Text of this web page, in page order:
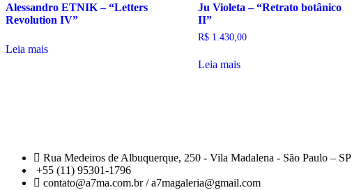
Alessandro ETNIK – “Letters
Revolution IV”
Leia mais
Ju Violeta – “Retrato botânico
II”
R$1.430,00
Leia mais
Rua Medeiros de Albuquerque, 250 - Vila Madalena - São Paulo – SP
+55 (11) 95301-1796
contato@a7ma.com.br / a7magaleria@gmail.com